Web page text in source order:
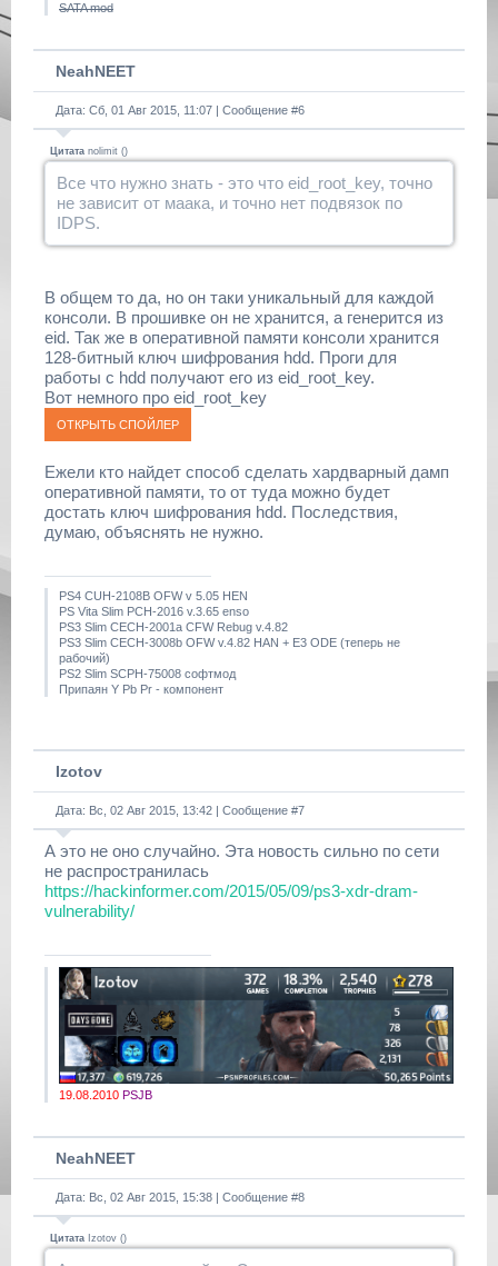
SATA mod
NeahNEET
Дата: Сб, 01 Авг 2015, 11:07 | Сообщение #6
Цитата nolimit ()
Все что нужно знать - это что eid_root_key, точно
не зависит от маака, и точно нет подвязок по
IDPS.
В общем то да, но он таки уникальный для каждой
консоли. В прошивке он не хранится, а генерится из
eid. Так же в оперативной памяти консоли хранится
128-битный ключ шифрования hdd. Проги для
работы с hdd получают его из eid_root_key.
Вот немного про eid_root_key
Ежели кто найдет способ сделать хардварный дамп
оперативной памяти, то от туда можно будет
достать ключ шифрования hdd. Последствия,
думаю, объяснять не нужно.
PS4 CUH-2108B OFW v 5.05 HEN
PS Vita Slim PCH-2016 v.3.65 enso
PS3 Slim CECH-2001a CFW Rebug v.4.82
PS3 Slim CECH-3008b OFW v.4.82 HAN + E3 ODE (теперь не
рабочий)
PS2 Slim SCPH-75008 софтмод
Припаян Y Pb Pr - компонент
Izotov
Дата: Вс, 02 Авг 2015, 13:42 | Сообщение #7
А это не оно случайно. Эта новость сильно по сети
не распространилась
https://hackinformer.com/2015/05/09/ps3-xdr-dram-
vulnerability/
19.08.2010 PSJB
NeahNEET
Дата: Вс, 02 Авг 2015, 15:38 | Сообщение #8
Цитата Izotov ()